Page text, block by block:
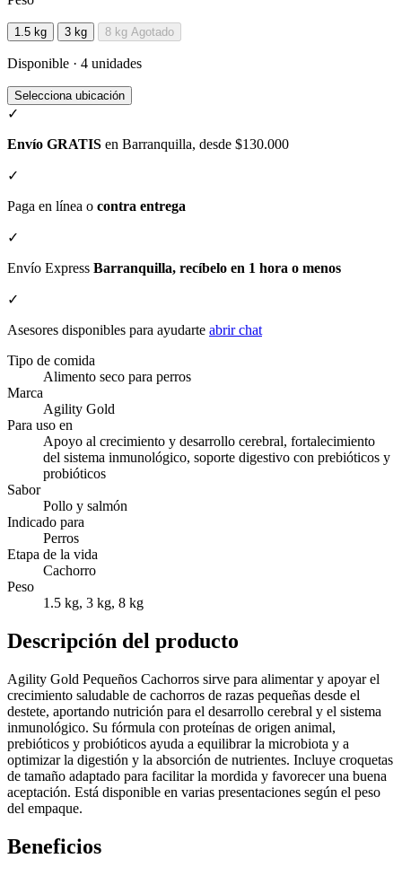
1.5 kg 3 kg 8 kg Agotado
Disponible · 4 unidades
Selecciona ubicación
✓
Envío GRATIS en Barranquilla, desde $130.000
✓
Paga en línea o contra entrega
✓
Envío Express Barranquilla, recíbelo en 1 hora o menos
✓
Asesores disponibles para ayudarte abrir chat
Tipo de comida
Alimento seco para perros
Marca
Agility Gold
Para uso en
Apoyo al crecimiento y desarrollo cerebral, fortalecimiento
del sistema inmunológico, soporte digestivo con prebióticos y
probióticos
Sabor
Pollo y salmón
Indicado para
Perros
Etapa de la vida
Cachorro
Peso
1.5 kg, 3 kg, 8 kg
Descripción del producto
Agility Gold Pequeños Cachorros sirve para alimentar y apoyar el
crecimiento saludable de cachorros de razas pequeñas desde el
destete, aportando nutrición para el desarrollo cerebral y el sistema
inmunológico. Su fórmula con proteínas de origen animal,
prebióticos y probióticos ayuda a equilibrar la microbiota y a
optimizar la digestión y la absorción de nutrientes. Incluye croquetas
de tamaño adaptado para facilitar la mordida y favorecer una buena
aceptación. Está disponible en varias presentaciones según el peso
del empaque.
Beneficios